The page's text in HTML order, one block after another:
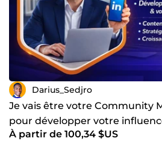
Darius_Sedjro
Je vais être votre Community
pour développer votre
À partir de 100,34 $US